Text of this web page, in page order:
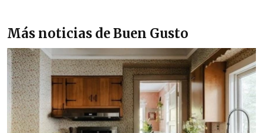
Más noticias de Buen Gusto